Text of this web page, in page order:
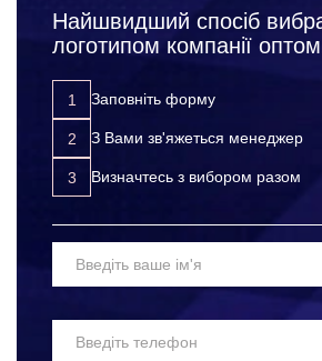
принесе багато вигод:
чітке дотримання часових рамок
(без зривів кінцевих термінів);
доступні ціни (які зменшуються зі
замовлення);
систему знижок для постійних
доставка продукції по всій Україні.
Щоб замовити пакети з лого оптом у
способом:
Найшвидший спосіб
логотипом компанії
Заповніть форму
З Вами зв'яжеться менеджер
Визначтесь з вибором разом